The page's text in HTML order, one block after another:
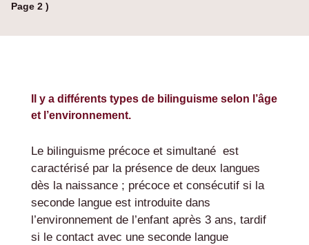
Page 2 )
Il y a différents types de bilinguisme selon l’âge
et l’environnement.
Le bilinguisme précoce et simultané est
caractérisé par la présence de deux langues
dès la naissance ; précoce et consécutif si la
seconde langue est introduite dans
l’environnement de l’enfant après 3 ans, tardif
si le contact avec une seconde langue